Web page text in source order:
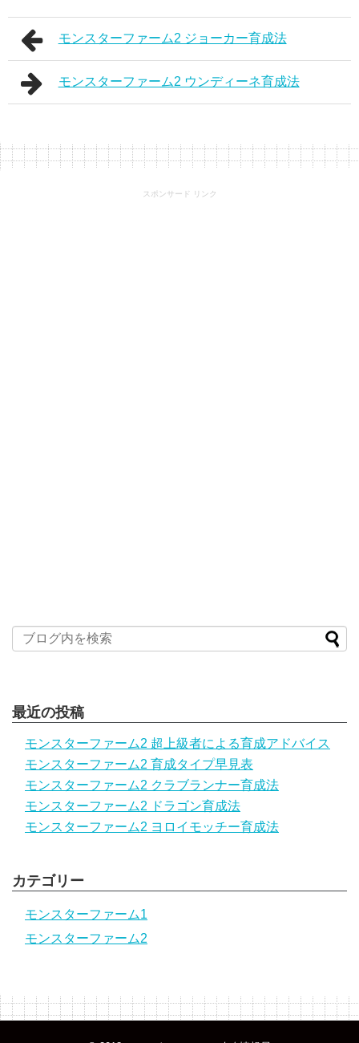
モンスターファーム2 ジョーカー育成法
モンスターファーム2 ウンディーネ育成法
スポンサード リンク
最近の投稿
モンスターファーム2 超上級者による育成アドバイス
モンスターファーム2 育成タイプ早見表
モンスターファーム2 クラブランナー育成法
モンスターファーム2 ドラゴン育成法
モンスターファーム2 ヨロイモッチー育成法
カテゴリー
モンスターファーム1
モンスターファーム2